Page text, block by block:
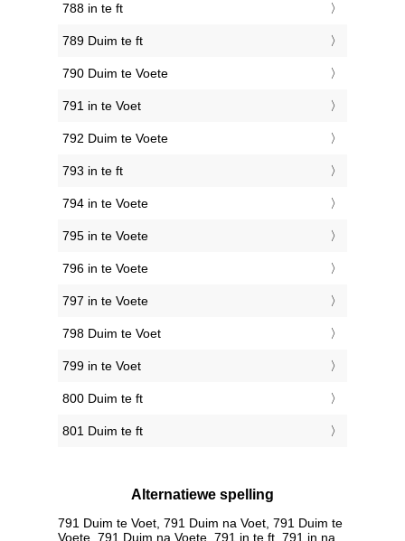
788 in te ft
789 Duim te ft
790 Duim te Voete
791 in te Voet
792 Duim te Voete
793 in te ft
794 in te Voete
795 in te Voete
796 in te Voete
797 in te Voete
798 Duim te Voet
799 in te Voet
800 Duim te ft
801 Duim te ft
Alternatiewe spelling
791 Duim te Voet, 791 Duim na Voet, 791 Duim te
Voete, 791 Duim na Voete, 791 in te ft, 791 in na